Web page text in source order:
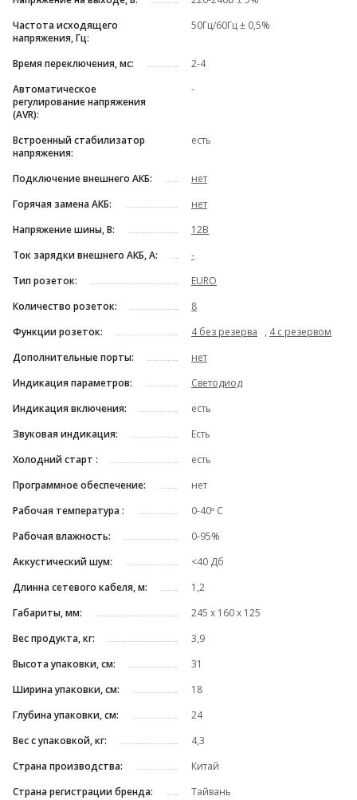
Частота исходящего
напряжения, Гц:
50Гц/60Гц ± 0,5%
Время переключения, мс:
2-4
Автоматическое
регулирование напряжения
(AVR):
-
Встроенный стабилизатор
напряжения:
есть
Подключение внешнего АКБ:
нет
Горячая замена АКБ:
нет
Напряжение шины, В:
12В
Ток зарядки внешнего АКБ, А:
-
Тип розеток:
EURO
Количество розеток:
8
Функции розеток:
4 без резерва , 4 с резервом
Дополнительные порты:
нет
Индикация параметров:
Светодиод
Индикация включения:
есть
Звуковая индикация:
Есть
Холодний старт :
есть
Программное обеспечение:
нет
Рабочая температура :
0-40º C
Рабочая влажность:
0-95%
Аккустический шум:
<40 Дб
Длинна сетевого кабеля, м:
1,2
Габариты, мм:
245 x 160 x 125
Вес продукта, кг:
3,9
Высота упаковки, см:
31
Ширина упаковки, см:
18
Глубина упаковки, см:
24
Вес с упаковкой, кг:
4,3
Страна производства:
Китай
Страна регистрации бренда:
Тайвань